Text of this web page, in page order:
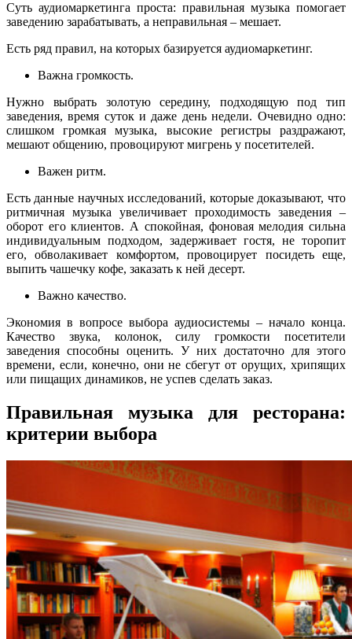
Суть аудиомаркетинга проста: правильная музыка помогает
заведению зарабатывать, а неправильная – мешает.
Есть ряд правил, на которых базируется аудиомаркетинг.
Важна громкость.
Нужно выбрать золотую середину, подходящую под тип
заведения, время суток и даже день недели. Очевидно одно:
слишком громкая музыка, высокие регистры раздражают,
мешают общению, провоцируют мигрень у посетителей.
Важен ритм.
Есть данные научных исследований, которые доказывают, что
ритмичная музыка увеличивает проходимость заведения –
оборот его клиентов. А спокойная, фоновая мелодия сильна
индивидуальным подходом, задерживает гостя, не торопит
его, обволакивает комфортом, провоцирует посидеть еще,
выпить чашечку кофе, заказать к ней десерт.
Важно качество.
Экономия в вопросе выбора аудиосистемы – начало конца.
Качество звука, колонок, силу громкости посетители
заведения способны оценить. У них достаточно для этого
времени, если, конечно, они не сбегут от орущих, хрипящих
или пищащих динамиков, не успев сделать заказ.
Правильная музыка для ресторана:
критерии выбора